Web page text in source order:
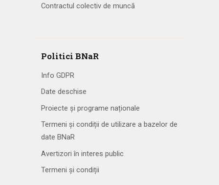
Contractul colectiv de muncă
Politici BNaR
Info GDPR
Date deschise
Proiecte și programe naționale
Termeni și condiții de utilizare a bazelor de
date BNaR
Avertizori în interes public
Termeni și condiții